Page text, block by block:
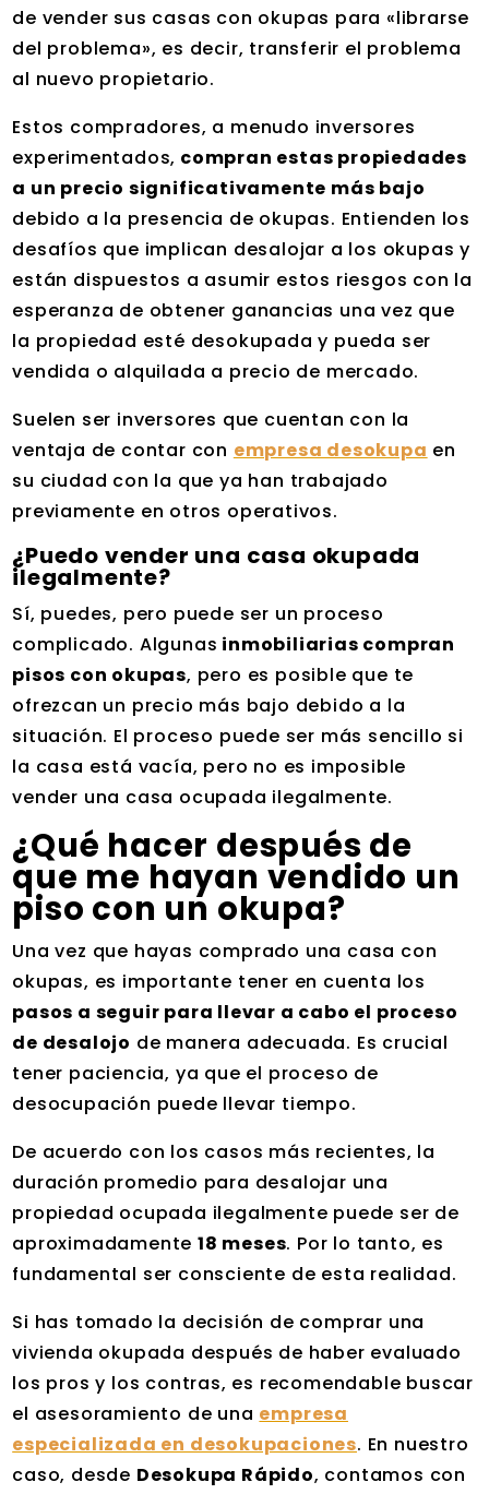
de vender sus casas con okupas para «librarse
del problema», es decir, transferir el problema
al nuevo propietario.
Estos compradores, a menudo inversores
experimentados, compran estas propiedades
a un precio significativamente más bajo
debido a la presencia de okupas. Entienden los
desafíos que implican desalojar a los okupas y
están dispuestos a asumir estos riesgos con la
esperanza de obtener ganancias una vez que
la propiedad esté desokupada y pueda ser
vendida o alquilada a precio de mercado.
Suelen ser inversores que cuentan con la
ventaja de contar con empresa desokupa en
su ciudad con la que ya han trabajado
previamente en otros operativos.
¿Puedo vender una casa okupada
ilegalmente?
Sí, puedes, pero puede ser un proceso
complicado. Algunas inmobiliarias compran
pisos con okupas, pero es posible que te
ofrezcan un precio más bajo debido a la
situación. El proceso puede ser más sencillo si
la casa está vacía, pero no es imposible
vender una casa ocupada ilegalmente.
¿Qué hacer después de
que me hayan vendido un
piso con un okupa?
Una vez que hayas comprado una casa con
okupas, es importante tener en cuenta los
pasos a seguir para llevar a cabo el proceso
de desalojo de manera adecuada. Es crucial
tener paciencia, ya que el proceso de
desocupación puede llevar tiempo.
De acuerdo con los casos más recientes, la
duración promedio para desalojar una
propiedad ocupada ilegalmente puede ser de
aproximadamente18 meses. Por lo tanto, es
fundamental ser consciente de esta realidad.
Si has tomado la decisión de comprar una
vivienda okupada después de haber evaluado
los pros y los contras, es recomendable buscar
el asesoramiento de una empresa
especializada en desokupaciones. En nuestro
caso, desde Desokupa Rápido, contamos con